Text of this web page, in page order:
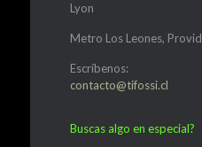
Lyon
Metro Los Leones,
Escríbenos:
contacto@tifossi.cl
Buscas algo en especial?